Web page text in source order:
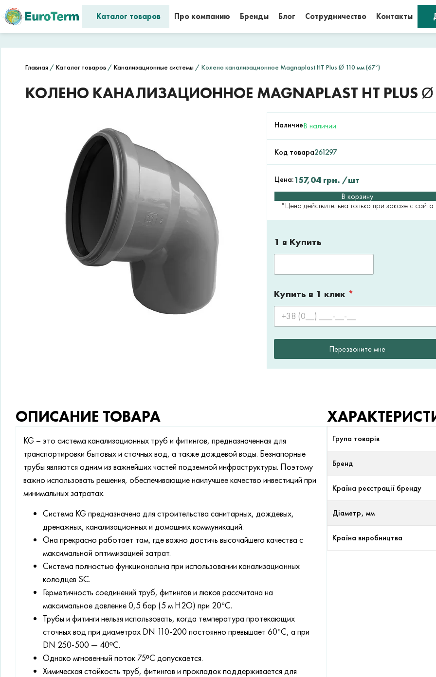
Каталог товаров Про компанию Бренды Блог Сотрудничество Контакты
Главная / Каталог товаров / Канализационные системы / Колено канализационное Magnaplast HT Plus Ø 110 мм (67°)
КОЛЕНО КАНАЛИЗАЦИОННОЕ MAGNAPLAST HT PLUS
НаличиеВ наличии
Код товара261297
Цена:157,04 грн. /шт
В корзину
*Цена действительна только при заказе с сайта
1 в Купить
Купить в 1 клик *
Перезвоните мне
ОПИСАНИЕ ТОВАРА
KG – это система канализационных труб и фитингов, предназначенная для
транспортировки бытовых и сточных вод, а также дождевой воды. Безнапорные
трубы являются одним из важнейших частей подземной инфраструктуры. Поэтому
важно использовать решения, обеспечивающие наилучшее качество инвестиций при
минимальных затратах.
Система KG предназначена для строительства санитарных, дождевых,
дренажных, канализационных и домашних коммуникаций.
Она прекрасно работает там, где важно достичь высочайшего качества с
максимальной оптимизацией затрат.
Система полностью функциональна при использовании канализационных
колодцев SC.
Герметичность соединений труб, фитингов и люков рассчитана на
максимальное давление 0,5 бар (5 м H2O) при 20°C.
Трубы и фитинги нельзя использовать, когда температура протекающих
сточных вод при диаметрах DN 110-200 постоянно превышает 60°C, а при
DN 250-500 — 40ºC.
Однако мгновенный поток 75ºC допускается.
Химическая стойкость труб, фитингов и прокладок поддерживается для
Група товарів
Бренд
Країна реєстрації бренду
Діаметр, мм
Країна виробництва